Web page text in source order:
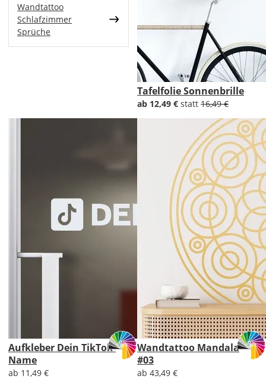
Wandtattoo
Schlafzimmer
Sprüche
Tafelfolie Sonnenbrille
ab 12,49 € statt 16,49 €
Aufkleber Dein TikTok-
Name
ab 11,49 €
Wandtattoo Mandala
#03
ab 43,49 €